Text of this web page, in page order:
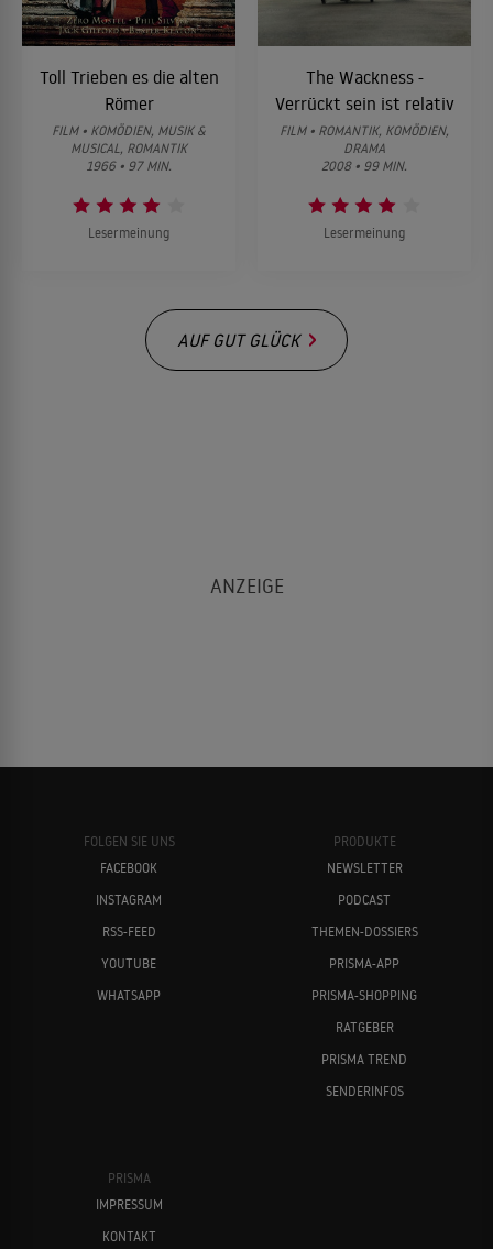
Toll Trieben es die alten
Römer
FILM • KOMÖDIEN, MUSIK &
MUSICAL, ROMANTIK
1966 • 97 MIN.
Lesermeinung
The Wackness -
Verrückt sein ist relativ
FILM • ROMANTIK, KOMÖDIEN,
DRAMA
2008 • 99 MIN.
Lesermeinung
AUF GUT GLÜCK
FOLGEN SIE UNS
FACEBOOK
INSTAGRAM
RSS-FEED
YOUTUBE
WHATSAPP
PRODUKTE
NEWSLETTER
PODCAST
THEMEN-DOSSIERS
PRISMA-APP
PRISMA-SHOPPING
RATGEBER
PRISMA TREND
SENDERINFOS
PRISMA
IMPRESSUM
KONTAKT